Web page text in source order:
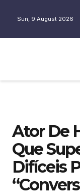
Sun, 9 August 2026
Ator De
Que
Difíceis